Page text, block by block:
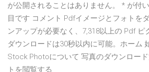
が公開されることはありません。 * が付
目です コメント Pdfイメージとフォトを
ンアップが必要なく、7,318以上の Pdf ピ
ダウンロードは30秒以内に可能。ホーム
Stock Photoについて 写真のダウンロー
トを閲覧する